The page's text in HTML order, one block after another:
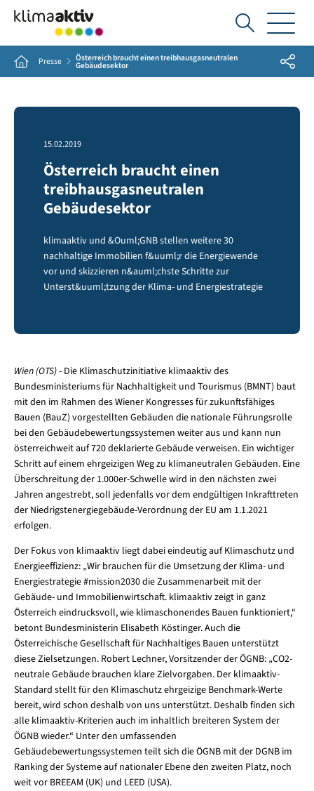
Ich
suche...
Home Presse Österreich braucht einen treibhausgasneutralen
Gebäudesektor Share
15.02.2019
Österreich braucht einen
treibhausgasneutralen
Gebäudesektor
klimaaktiv und &Ouml;GNB stellen weitere 30
nachhaltige Immobilien f&uuml;r die Energiewende
vor und skizzieren n&auml;chste Schritte zur
Unterst&uuml;tzung der Klima- und Energiestrategie
Wien (OTS)- Die Klimaschutzinitiative klimaaktiv des
Bundesministeriums für Nachhaltigkeit und Tourismus (BMNT) baut
mit den im Rahmen des Wiener Kongresses für zukunftsfähiges
Bauen (BauZ) vorgestellten Gebäuden die nationale Führungsrolle
bei den Gebäudebewertungssystemen weiter aus und kann nun
österreichweit auf 720 deklarierte Gebäude verweisen. Ein wichtiger
Schritt auf einem ehrgeizigen Weg zu klimaneutralen Gebäuden. Eine
Überschreitung der 1.000er-Schwelle wird in den nächsten zwei
Jahren angestrebt, soll jedenfalls vor dem endgültigen Inkrafttreten
der Niedrigstenergiegebäude-Verordnung der EU am 1.1.2021
erfolgen.
Der Fokus von klimaaktiv liegt dabei eindeutig auf Klimaschutz und
Energieeffizienz: „Wir brauchen für die Umsetzung der Klima- und
Energiestrategie #mission2030 die Zusammenarbeit mit der
Gebäude- und Immobilienwirtschaft. klimaaktiv zeigt in ganz
Österreich eindrucksvoll, wie klimaschonendes Bauen funktioniert,“
betont Bundesministerin Elisabeth Köstinger. Auch die
Österreichische Gesellschaft für Nachhaltiges Bauen unterstützt
diese Zielsetzungen. Robert Lechner, Vorsitzender der ÖGNB: „CO2-
neutrale Gebäude brauchen klare Zielvorgaben. Der klimaaktiv-
Standard stellt für den Klimaschutz ehrgeizige Benchmark-Werte
bereit, wird schon deshalb von uns unterstützt. Deshalb finden sich
alle klimaaktiv-Kriterien auch im inhaltlich breiteren System der
ÖGNB wieder.“ Unter den umfassenden
Gebäudebewertungssystemen teilt sich die ÖGNB mit der DGNB im
Ranking der Systeme auf nationaler Ebene den zweiten Platz, noch
weit vor BREEAM (UK) und LEED (USA).